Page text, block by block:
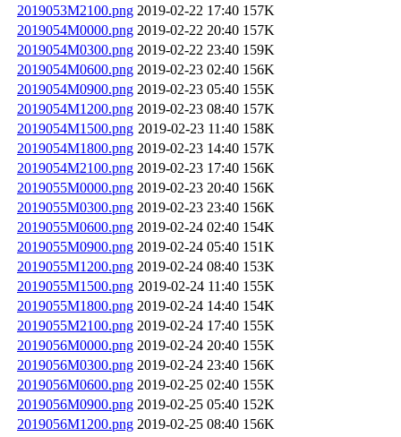
2019053M2100.png 2019-02-22 17:40 157K
2019054M0000.png 2019-02-22 20:40 157K
2019054M0300.png 2019-02-22 23:40 159K
2019054M0600.png 2019-02-23 02:40 156K
2019054M0900.png 2019-02-23 05:40 155K
2019054M1200.png 2019-02-23 08:40 157K
2019054M1500.png 2019-02-23 11:40 158K
2019054M1800.png 2019-02-23 14:40 157K
2019054M2100.png 2019-02-23 17:40 156K
2019055M0000.png 2019-02-23 20:40 156K
2019055M0300.png 2019-02-23 23:40 156K
2019055M0600.png 2019-02-24 02:40 154K
2019055M0900.png 2019-02-24 05:40 151K
2019055M1200.png 2019-02-24 08:40 153K
2019055M1500.png 2019-02-24 11:40 155K
2019055M1800.png 2019-02-24 14:40 154K
2019055M2100.png 2019-02-24 17:40 155K
2019056M0000.png 2019-02-24 20:40 155K
2019056M0300.png 2019-02-24 23:40 156K
2019056M0600.png 2019-02-25 02:40 155K
2019056M0900.png 2019-02-25 05:40 152K
2019056M1200.png 2019-02-25 08:40 156K